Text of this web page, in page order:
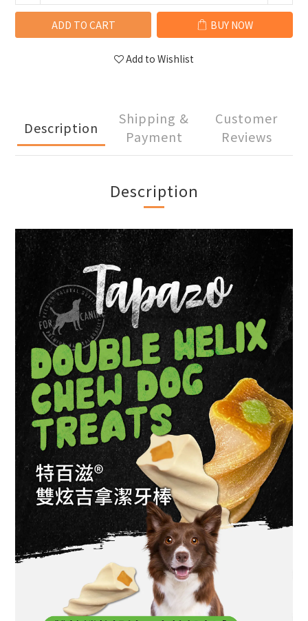
ADD TO CART BUY NOW
Add to Wishlist
Description
Shipping &
Payment
Customer
Reviews
Description